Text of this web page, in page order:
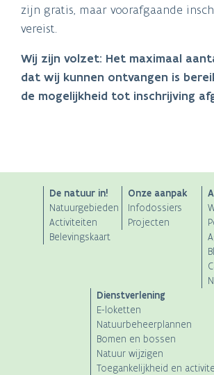
zijn gratis, maar voorafgaande
vereist.
Wij zijn volzet: Het maximaal
dat wij kunnen ontvangen is
de mogelijkheid tot inschrijving
ANB
Main
navigation
De natuur in!
Natuurgebieden
Activiteiten
Belevingskaart
Onze aanpak
Infodossiers
Projecten
Dienstverlening
E-loketten
Natuurbeheerplannen
Bomen en bossen
Natuur wijzigen
Toegankelijkheid en